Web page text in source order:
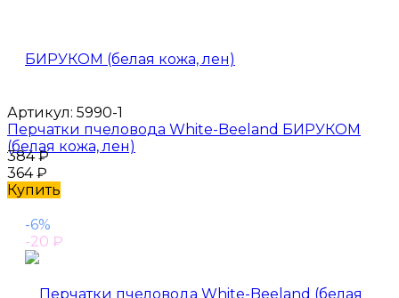
Артикул: 5990-1
Перчатки пчеловода White-Beeland БИРУКОМ
(белая кожа, лен)
384₽
364₽
Купить
-6%
-20 ₽